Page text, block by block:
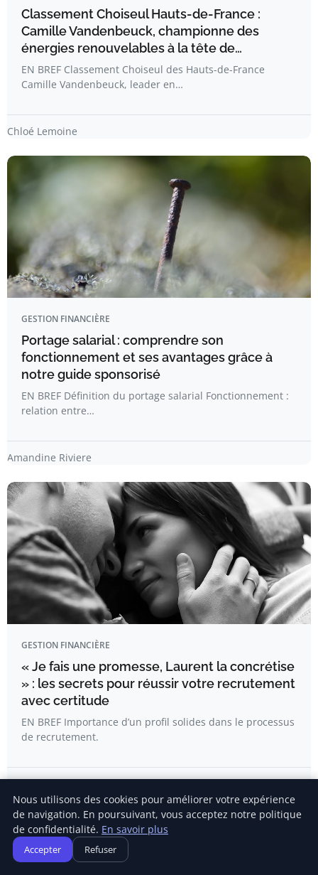
Classement Choiseul Hauts-de-France :
Camille Vandenbeuck, championne des
énergies renouvelables à la tête de…
EN BREF Classement Choiseul des Hauts-de-France
Camille Vandenbeuck, leader en…
Chloé Lemoine
GESTION FINANCIÈRE
Portage salarial : comprendre son
fonctionnement et ses avantages grâce à
notre guide sponsorisé
EN BREF Définition du portage salarial Fonctionnement :
relation entre…
Amandine Riviere
GESTION FINANCIÈRE
« Je fais une promesse, Laurent la concrétise
» : les secrets pour réussir votre recrutement
avec certitude
EN BREF Importance d’un profil solides dans le processus
de recrutement.
Nous utilisons des cookies pour améliorer votre expérience
de navigation. En poursuivant, vous acceptez notre politique
de confidentialité. En savoir plus
Accepter Refuser